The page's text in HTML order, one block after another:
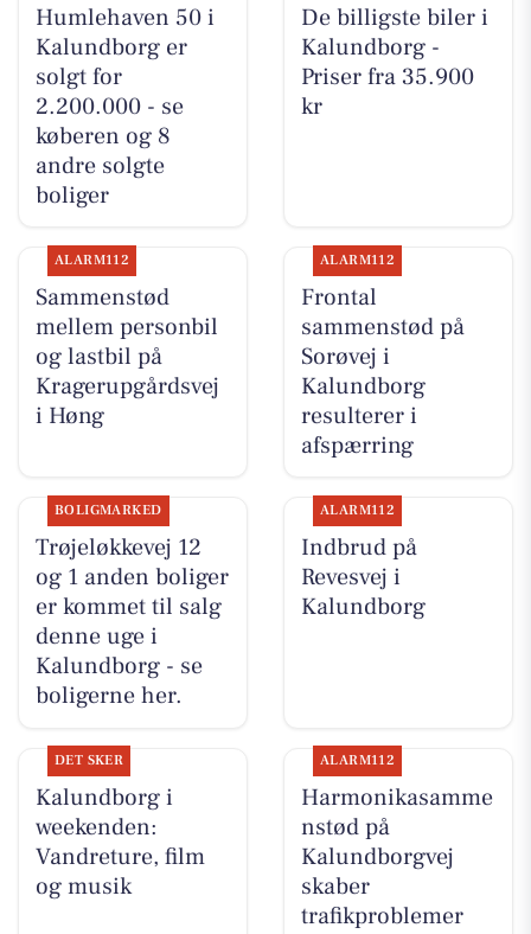
Humlehaven 50 i
Kalundborg er
solgt for
2.200.000 - se
køberen og 8
andre solgte
boliger
De billigste biler i
Kalundborg -
Priser fra 35.900
kr
ALARM112
Sammenstød
mellem personbil
og lastbil på
Kragerupgårdsvej
i Høng
ALARM112
Frontal
sammenstød på
Sorøvej i
Kalundborg
resulterer i
afspærring
BOLIGMARKED
Trøjeløkkevej 12
og 1 anden boliger
er kommet til salg
denne uge i
Kalundborg - se
boligerne her.
ALARM112
Indbrud på
Revesvej i
Kalundborg
DET SKER
Kalundborg i
weekenden:
Vandreture, film
og musik
ALARM112
Harmonikasamme
nstød på
Kalundborgvej
skaber
trafikproblemer